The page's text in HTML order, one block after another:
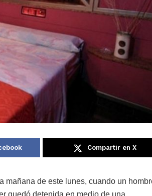
Compartir en X
mañana de este lunes, cuando un
quedó detenida en medio de una